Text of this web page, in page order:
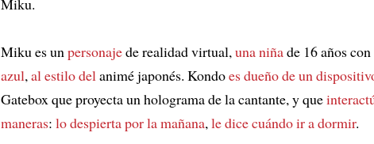
Miku.
Miku es unpersonajede realidad virtual,una niñade 16 años con
azul,al estilo delanimé japonés. Kondoes dueño de un
Gatebox que proyecta un holograma de la cantante, y que
maneras: lo despiertapor la mañana,le dicecuándo ir a dormir.